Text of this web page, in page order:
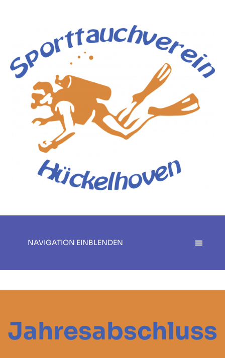
NAVIGATION EINBLENDEN
Jahresabschluss